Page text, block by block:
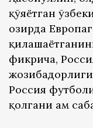
қўяётган
ҳозирда
фикрича,
Россия
қолгани ҳам